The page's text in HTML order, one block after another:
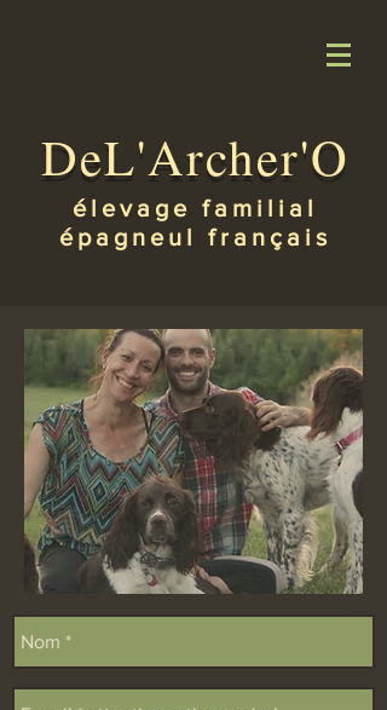
DeL'Archer'O
élevage familial
épagneul français
Nous contacter